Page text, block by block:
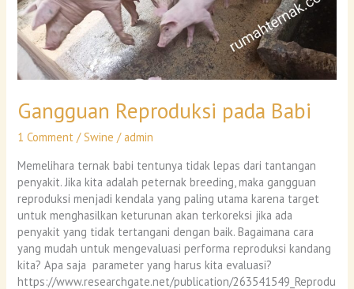
Gangguan Reproduksi pada Babi
1 Comment /Swine /admin
Memelihara ternak babi tentunya tidak lepas dari tantangan
penyakit. Jika kita adalah peternak breeding, maka gangguan
reproduksi menjadi kendala yang paling utama karena target
untuk menghasilkan keturunan akan terkoreksi jika ada
penyakit yang tidak tertangani dengan baik. Bagaimana cara
yang mudah untuk mengevaluasi performa reproduksi kandang
kita? Apa saja parameter yang harus kita evaluasi?
https://www.researchgate.net/publication/263541549_Reprodu